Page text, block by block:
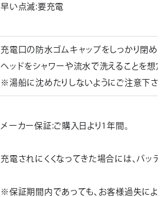
早い点滅:要充電
充電口の防水ゴムキャップをしっかり閉
ヘッドをシャワーや流水で洗えることを想
※湯船に沈めたりしないようにご注意下さ
メーカー保証:ご購入日より1年間。
充電されにくくなってきた場合には、バッ
※保証期間内であっても、お客様過失によ